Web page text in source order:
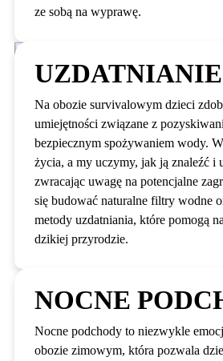
ze sobą na wyprawę.
Na obozie survivalowym dzieci
umiejętności związane z
bezpiecznym spożywaniem wody.
życia, a my uczymy, jak ją znaleźć i
zwracając uwagę na potencjalne
się budować naturalne filtry wodne
metody uzdatniania, które pomogą
dzikiej przyrodzie.
NOCNE
Nocne podchody to niezwykle
obozie zimowym, która pozwala